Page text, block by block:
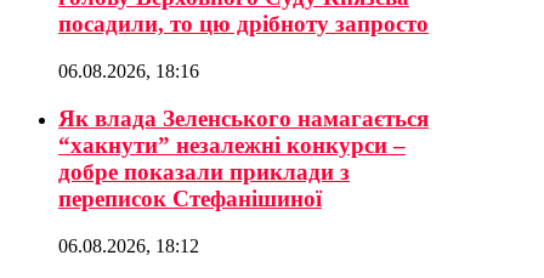
посадили, то цю дрібноту запросто
06.08.2026, 18:16
Як влада Зеленського намагається
“хакнути” незалежні конкурси –
добре показали приклади з
переписок Стефанішиної
06.08.2026, 18:12